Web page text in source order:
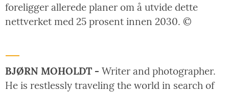
foreligger allerede planer om å utvide dette
nettverket med 25 prosent innen 2030. ©
BJØRN MOHOLDT - Writer and photographer.
He is restlessly traveling the world in search of